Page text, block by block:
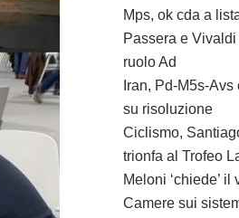
Mps, ok cda a
Passera e
ruolo Ad
Iran, Pd-M5s-
su risoluzione
Ciclismo,
trionfa al Trofeo
Meloni ‘chiede’ il
Camere sui